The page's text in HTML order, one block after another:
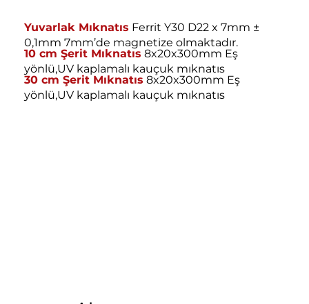
Yuvarlak Mıknatıs Ferrit Y30 D22 x 7mm ±
0,1mm 7mm’de magnetize olmaktadır.
30 cm Şerit Mıknatıs 8x20x300mm Eş
yönlü,UV kaplamalı kauçuk mıknatıs
10 cm Şerit Mıknatıs 8x20x300mm Eş
yönlü,UV kaplamalı kauçuk mıknatıs